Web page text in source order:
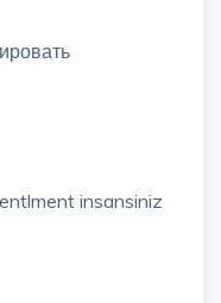
insansiniz